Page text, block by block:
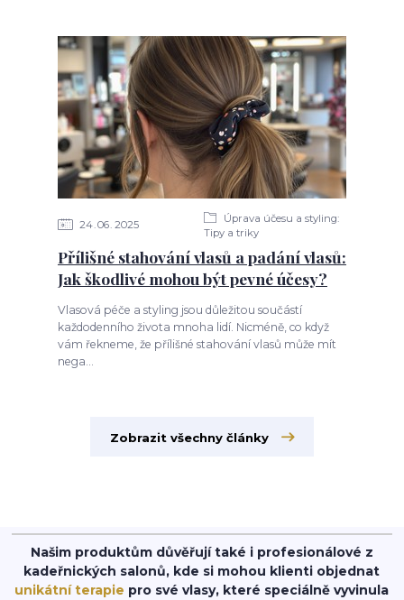
24 06 2025
Úprava účesu a styling:
Tipy a triky
Přílišné stahování vlasů a padání vlasů:
Jak škodlivé mohou být pevné účesy?
Vlasová péče a styling jsou důležitou součástí
každodenního života mnoha lidí. Nicméně, co když
vám řekneme, že přílišné stahování vlasů může mít
nega...
Zobrazit všechny články
Našim produktům důvěřují také i profesionálové z
kadeřnických salonů, kde si mohou klienti objednat
unikátní terapie pro své vlasy, které speciálně vyvinula